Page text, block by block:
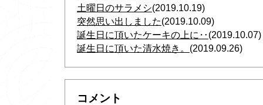
土曜日のサラメシ(2019.10.19)
突然思い出しました(2019.10.09)
誕生日に頂いたケーキの上に‥ (2019.10.07)
誕生日に頂いた清水焼き。 (2019.09.26)
コメント